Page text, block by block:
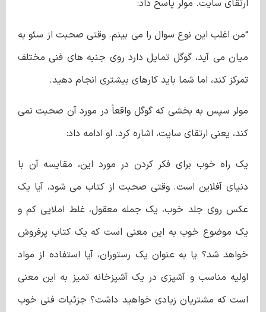
ارتقای سایت. مولر پاسخ داد:
“من اغلب این نوع سوال را می بینم. وقتی صحبت از سئو به
میان می آید، گوگل تمایل دارد روی جنبه های فنی مختلف
تمرکز کند، اما شما باید کارهای بیشتری انجام دهید.
مولر سپس به بخشی که گوگل واقعاً در مورد آن صحبت نمی
کند، یعنی ارتقای سایت، اشاره کرد. او ادامه داد:
یک راه خوب برای فکر کردن در مورد این، مقایسه آن با
دنیای آفلاین است. وقتی صحبت از کتاب می شود، آیا یک
عکس روی جلد خوب، یک جمله معقول، غلط املایی کم و
یک موضوع خوب به این معنی است که یک کتاب پرفروش
خواهد شد؟ یا به عنوان یک رستوران، آیا استفاده از مواد
اولیه مناسب و آشپزی در یک آشپزخانه تمیز به این معنی
است که مشتریان زیادی خواهید داشت؟ جزئیات فنی خوب